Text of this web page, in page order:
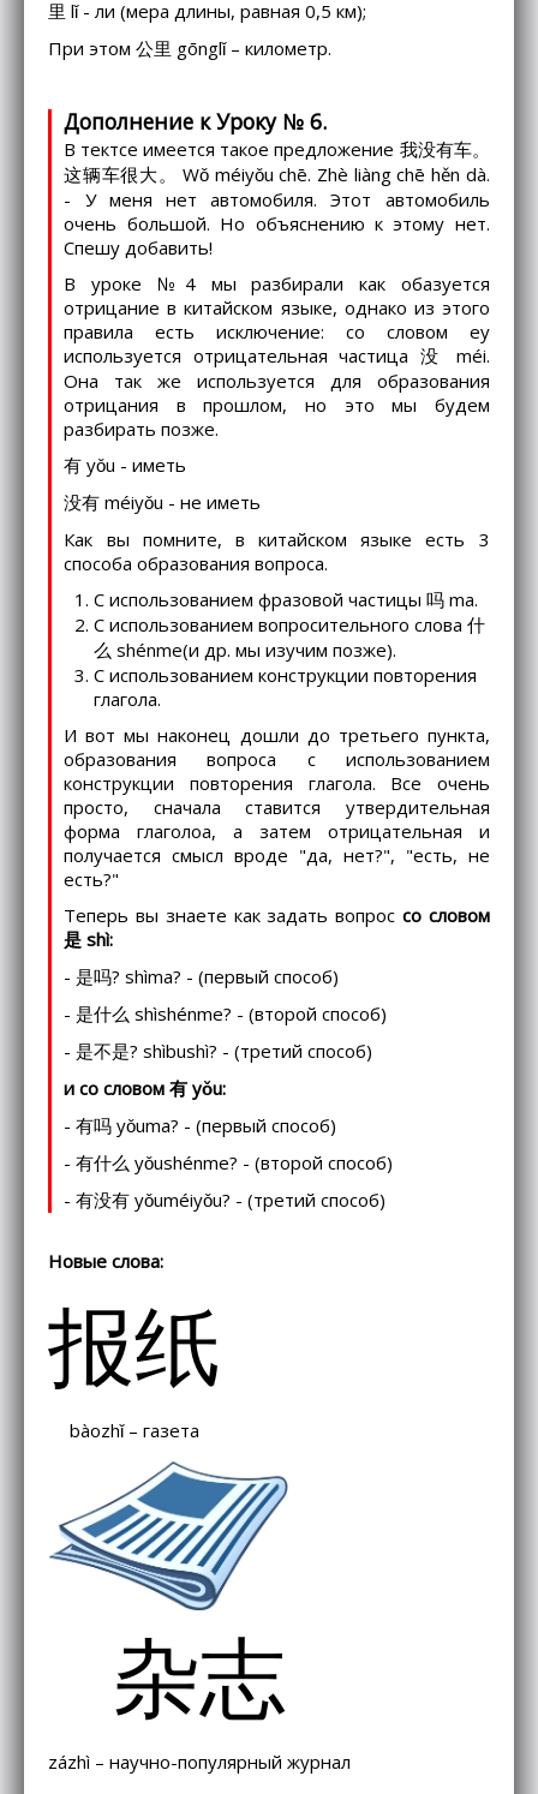
里 lǐ - ли (мера длины, равная 0,5 км);
При этом 公里 gōnglǐ – километр.
Дополнение к Уроку № 6.
В тектсе имеется такое предложение 我没有车。
这辆车很大。 Wǒ méiyǒu chē. Zhè liàng chē hěn dà.
- У меня нет автомобиля. Этот автомобиль
очень большой. Но объяснению к этому нет.
Спешу добавить!
В уроке №4 мы разбирали как обазуется
отрицание в китайском языке, однако из этого
правила есть исключение: со словом еу
используется отрицательная частица 没 méi.
Она так же используется для образования
отрицания в прошлом, но это мы будем
разбирать позже.
有 yǒu - иметь
没有 méiyǒu - не иметь
Как вы помните, в китайском языке есть 3
способа образования вопроса.
С использованием фразовой частицы 吗 ma.
С использованием вопросительного слова 什
么 shénme(и др. мы изучим позже).
С использованием конструкции повторения
глагола.
И вот мы наконец дошли до третьего пункта,
образования вопроса с использованием
конструкции повторения глагола. Все очень
просто, сначала ставится утвердительная
форма глаголоа, а затем отрицательная и
получается смысл вроде "да, нет?", "есть, не
есть?"
Теперь вы знаете как задать вопрос со словом
是 shì:
- 是吗? shìma? - (первый способ)
- 是什么 shìshénme? - (второй способ)
- 是不是? shìbushì? - (третий способ)
и со словом 有 yǒu:
- 有吗 yǒuma? - (первый способ)
- 有什么 yǒushénme? - (второй способ)
- 有没有 yǒuméiyǒu? - (третий способ)
Новые слова:
报纸
bàozhǐ – газета
杂志
zázhì – научно-популярный журнал